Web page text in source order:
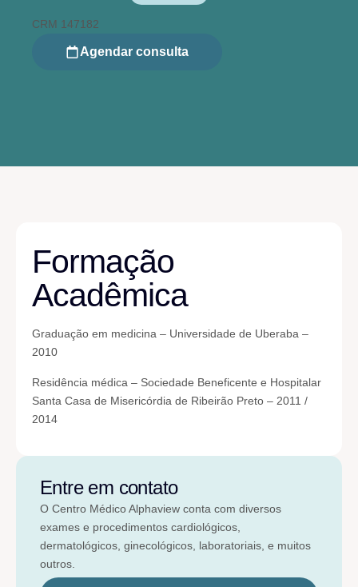
CRM 147182
Agendar consulta
Formação
Acadêmica
Graduação em medicina – Universidade de Uberaba –
2010
Residência médica – Sociedade Beneficente e Hospitalar
Santa Casa de Misericórdia de Ribeirão Preto – 2011 /
2014
Entre em contato
O Centro Médico Alphaview conta com diversos
exames e procedimentos cardiológicos,
dermatológicos, ginecológicos, laboratoriais, e muitos
outros.